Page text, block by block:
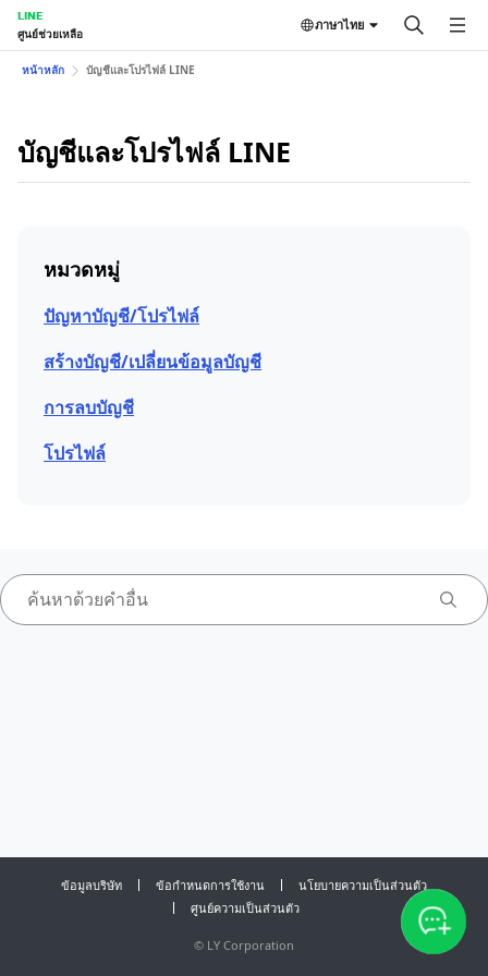
LINE
ศูนย์ช่วยเหลือ
ภาษาไทย
หน้าหลัก บัญชีและโปรไฟล์ LINE
บัญชีและโปรไฟล์ LINE
หมวดหมู่
ปัญหาบัญชี/โปรไฟล์
สร้างบัญชี/เปลี่ยนข้อมูลบัญชี
การลบบัญชี
โปรไฟล์
ข้อมูลบริษัท ข้อกำหนดการใช้งาน
นโยบายความเป็นส่วนตัว
ศูนย์ความเป็นส่วนตัว
© LY Corporation